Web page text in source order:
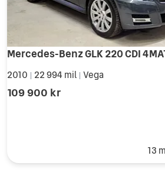
2010 22 994 mil Vega
109 900 kr
13